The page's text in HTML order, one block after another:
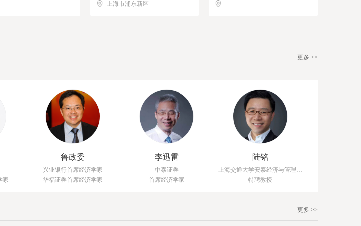
上海市浦东新区
更多 >>
家
鲁政委
兴业银行首席经济学家
华福证券首席经济学家
李迅雷
中泰证券
首席经济学家
陆铭
上海交通大学安泰经济与管理学院
特聘教授
更多 >>